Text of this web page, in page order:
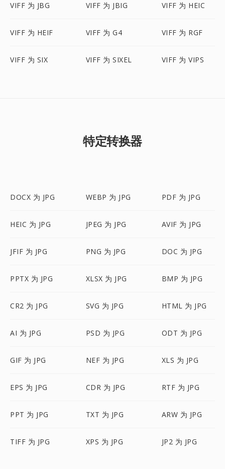
VIFF 为 JBG VIFF 为 JBIG VIFF 为 HEIC
VIFF 为 HEIF VIFF 为 G4 VIFF 为 RGF
VIFF 为 SIX VIFF 为 SIXEL VIFF 为 VIPS
特定转换器
DOCX 为 JPG WEBP 为 JPG PDF 为 JPG
HEIC 为 JPG JPEG 为 JPG AVIF 为 JPG
JFIF 为 JPG PNG 为 JPG DOC 为 JPG
PPTX 为 JPG XLSX 为 JPG BMP 为 JPG
CR2 为 JPG SVG 为 JPG HTML 为 JPG
AI 为 JPG PSD 为 JPG ODT 为 JPG
GIF 为 JPG NEF 为 JPG XLS 为 JPG
EPS 为 JPG CDR 为 JPG RTF 为 JPG
PPT 为 JPG TXT 为 JPG ARW 为 JPG
TIFF 为 JPG XPS 为 JPG JP2 为 JPG